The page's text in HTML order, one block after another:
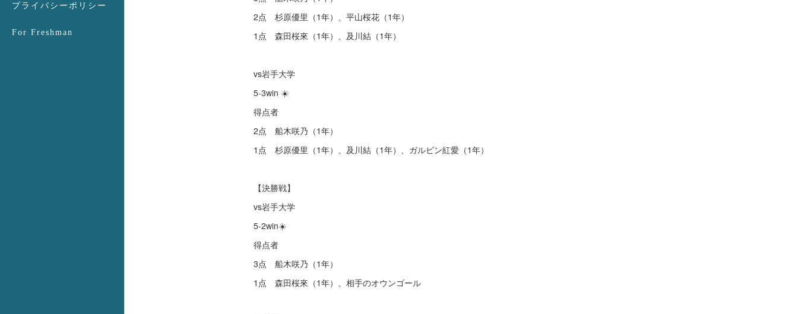
プライバシーポリシー
For Freshman
2点 杉原優里（1年）、平山桜花（1年）
1点 森田桜來（1年）、及川結（1年）
vs岩手大学
5-3win ☀️
得点者
2点 船木咲乃（1年）
1点 杉原優里（1年）、及川結（1年）、ガルビン紅愛（1年）
【決勝戦】
vs岩手大学
5-2win☀️
得点者
3点 船木咲乃（1年）
1点 森田桜來（1年）、相手のオウンゴール